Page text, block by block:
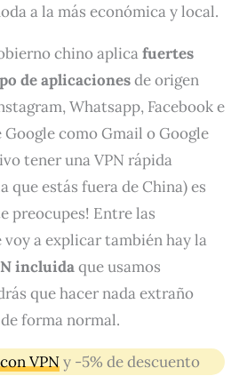
a la más económica y local.
chino aplicafuertes
de aplicacionesde origen
Whatsapp, Facebook e
como Gmail o Google
tener una VPN rápida
que estás fuera de China) es
preocupes! Entre las
a explicar también hay la
incluidaque usamos
que hacer nada extraño
forma normal.
VPNy -5% de descuento